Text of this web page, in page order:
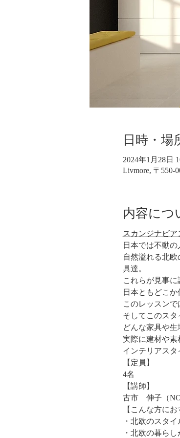
日時・場
2024年1月28日
Livmore, 〒550-
内容につ
スカンジナビ
日本では不動の
自然溢れる北
具達。
これらが見事に
日本ともどこ
このレッスン
そしてこのスタ
どんな家具や生
実際に建材や素
インテリアスタ
【定員】
4名
【講師】
古市　伸子（
【こんな方にお
・北欧のスタイ
・北欧の暮ら